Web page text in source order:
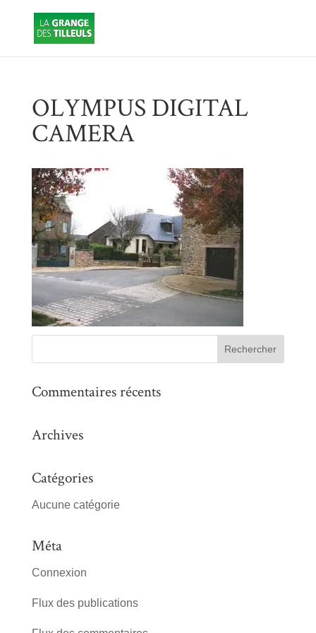
OLYMPUS DIGITAL
CAMERA
Commentaires récents
Archives
Catégories
Aucune catégorie
Méta
Connexion
Flux des publications